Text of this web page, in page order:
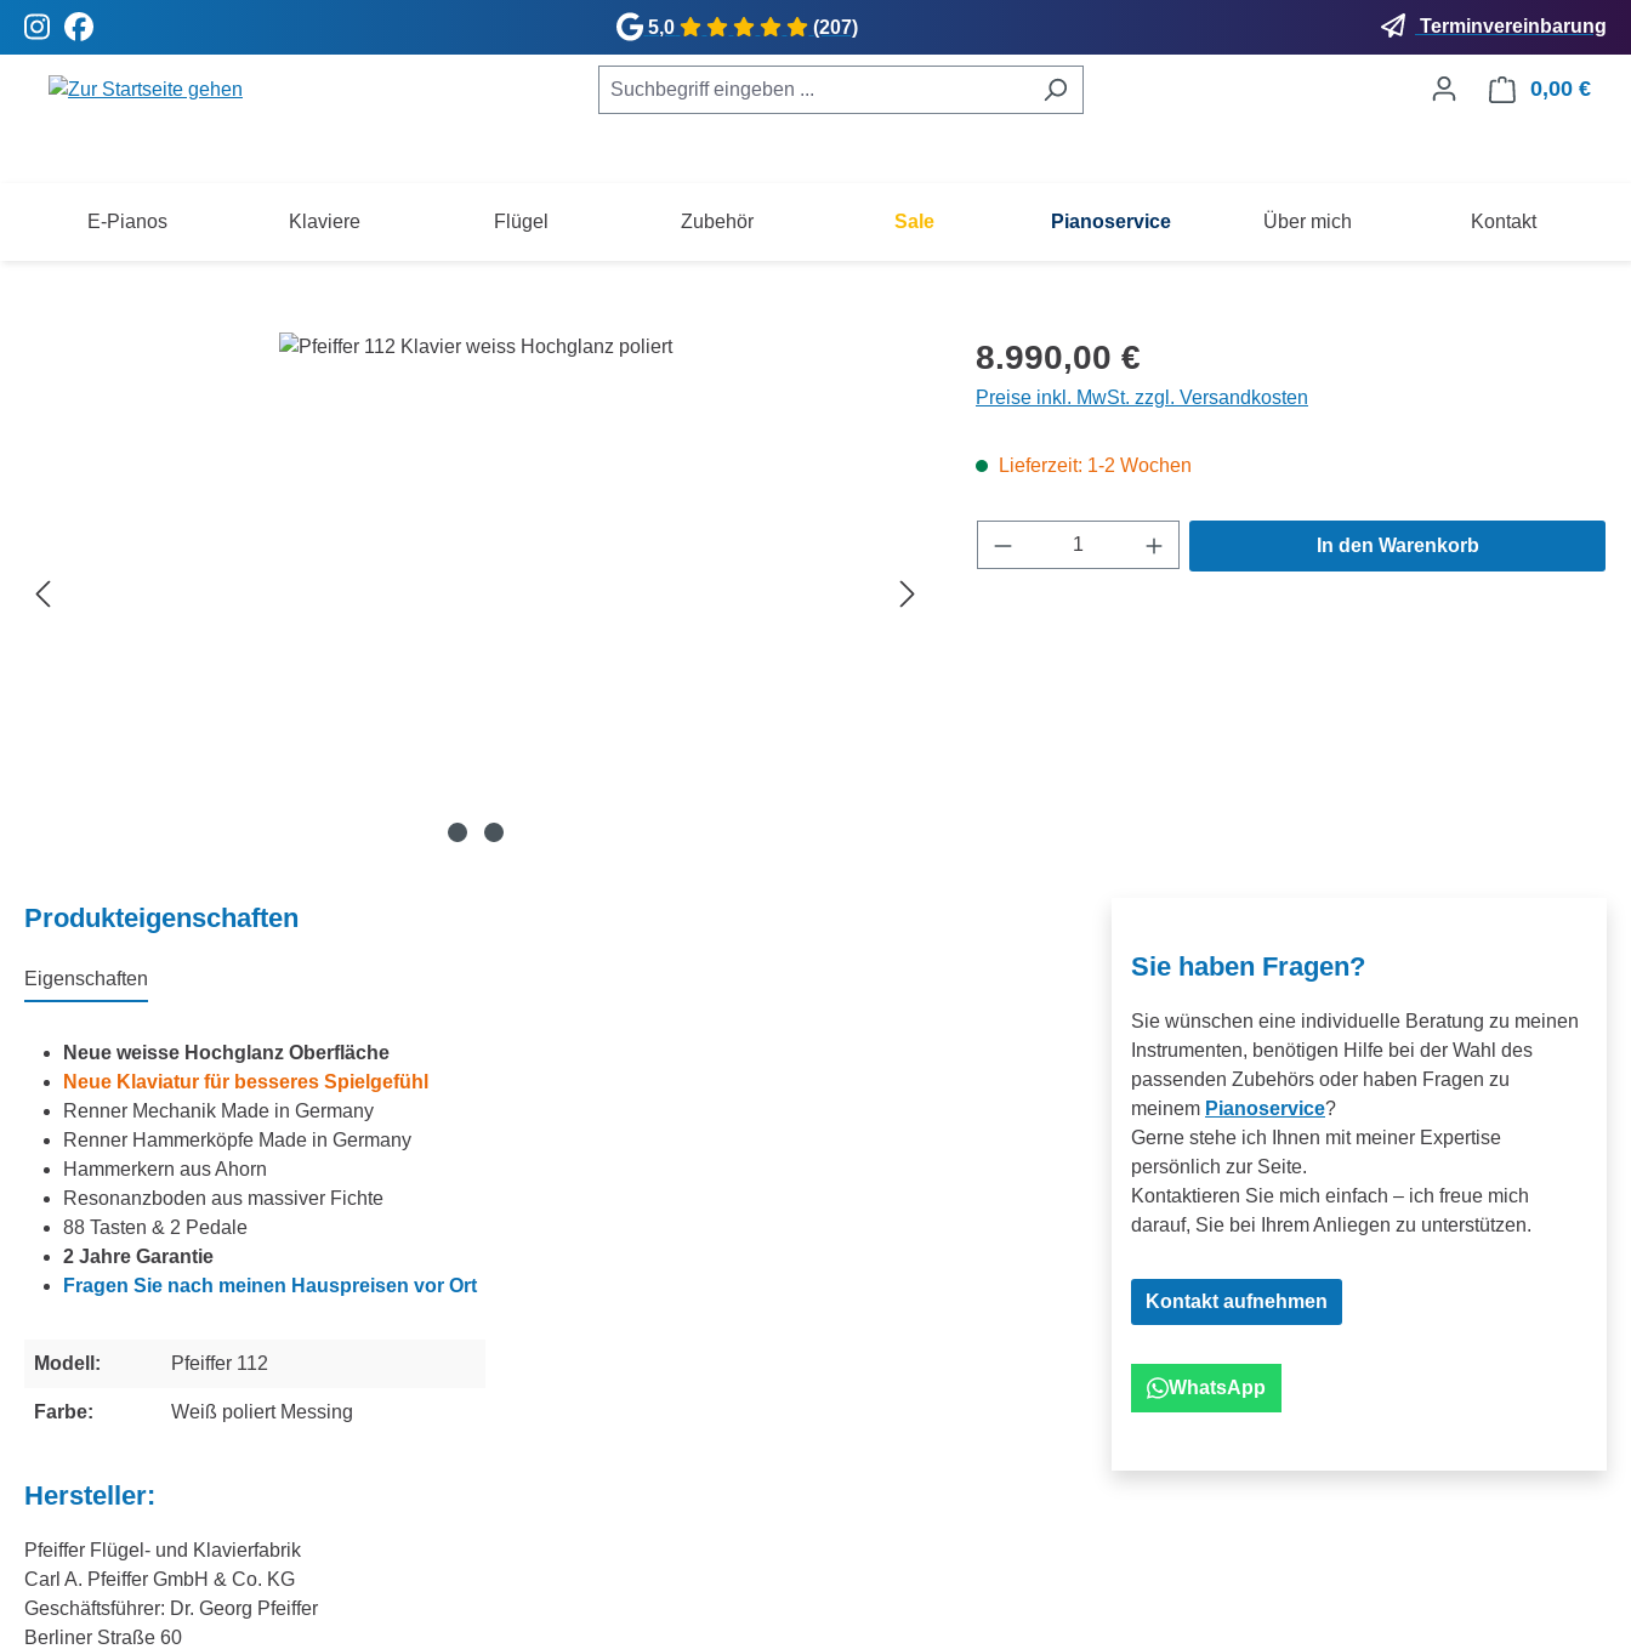
Hauptinhalt springen
Zur Suche springen
Zur Hauptnavigation springen 5,0 (207) Terminvereinbarung
0,00 €
E-Pianos Klaviere Flügel Zubehör Sale Pianoservice Über mich Kontakt
Pfeiffer 112 Klavier weiss Hochglanz poliert
Regulärer Preis:
8.990,00 €
Preise inkl. MwSt. zzgl. Versandkosten
Lieferzeit: 1-2 Wochen
Produkt Anzahl: Gib den gewünschten Wert ein
In den Warenkorb
Produkteigenschaften
Eigenschaften
Neue weisse Hochglanz Oberfläche
Neue Klaviatur für besseres Spielgefühl
Renner Mechanik Made in Germany
Renner Hammerköpfe Made in Germany
Hammerkern aus Ahorn
Resonanzboden aus massiver Fichte
88 Tasten & 2 Pedale
2 Jahre Garantie
Fragen Sie nach meinen Hauspreisen vor Ort
Modell: Pfeiffer 112
Farbe: Weiß poliert Messing
Hersteller:
Pfeiffer Flügel- und Klavierfabrik
Carl A. Pfeiffer GmbH & Co. KG
Geschäftsführer: Dr. Georg Pfeiffer
Berliner Straße 60
Sie haben Fragen?
Sie wünschen eine individuelle Beratung zu meinen
Instrumenten, benötigen Hilfe bei der Wahl des
passenden Zubehörs oder haben Fragen zu
meinem Pianoservice?
Gerne stehe ich Ihnen mit meiner Expertise
persönlich zur Seite.
Kontaktieren Sie mich einfach – ich freue mich
darauf, Sie bei Ihrem Anliegen zu unterstützen.
Kontakt aufnehmen
WhatsApp